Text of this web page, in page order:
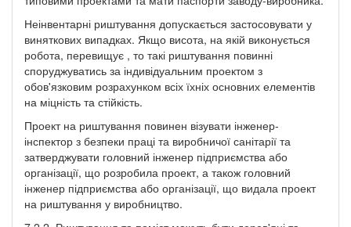
Неінвентарні риштування допускається застосовувати у
виняткових випадках. Якщо висота, на якій виконується
робота, перевищує , то такі риштування повинні
споруджуватись за індивідуальним проектом з
обов'язковим розрахунком всіх їхніх основних елементів
на міцність та стійкість.
Проект на риштування повинен візувати інженер-
інспектор з безпеки праці та виробничої санітарії та
затверджувати головний інженер підприємства або
організації, що розробила проект, а також головний
інженер підприємства або організації, що видала проект
на риштування у виробництво.